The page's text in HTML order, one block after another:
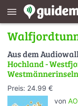
menu
Aus dem
Hochland -
Westmännerinseln
Preis: 24.99 €
von